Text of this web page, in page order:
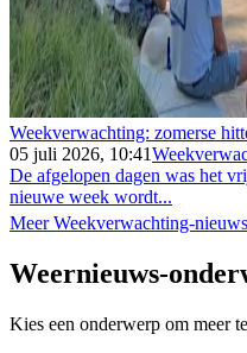
Weekverwachting: zomerse
05 juli 2026, 10:41
De afgelopen dagen was het
nieuwe week wordt...
Meer Weekverwachting-nieuws
Weernieuws-
Kies een onderwerp om meer